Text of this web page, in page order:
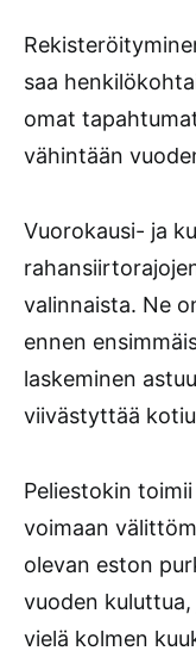
saa
omat
vähintään
Vuorokausi- ja
valinnaista. Ne
ennen
laskeminen
viivästyttää
Peliestokin
voimaan
olevan eston
vuoden kuluttua,
vielä kolmen